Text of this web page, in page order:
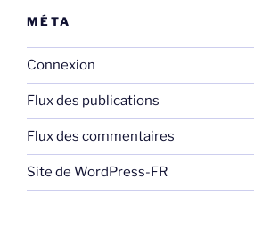
MÉTA
Connexion
Flux des publications
Flux des commentaires
Site de WordPress-FR